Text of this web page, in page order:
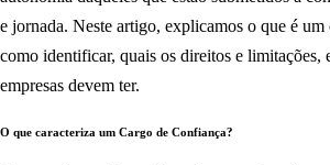
e jornada. Neste artigo, explicamos o que é
como identificar, quais os direitos e limitações,
empresas devem ter.
O que caracteriza um Cargo de Confiança?